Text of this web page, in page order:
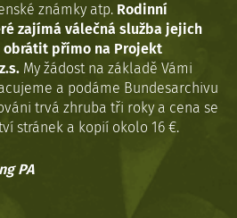
známky atp. Rodinní
zajímá válečná služba jejich
obrátit přímo na Projekt
My žádost na základě Vámi
a podáme Bundesarchivu
trvá zhruba tři roky a cena se
stránek a kopií okolo 16 €.
PA